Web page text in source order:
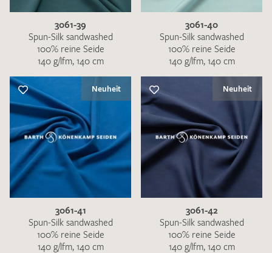
3061-39
Spun-Silk sandwashed
100% reine Seide
140 g/lfm, 140 cm
3061-40
Spun-Silk sandwashed
100% reine Seide
140 g/lfm, 140 cm
Neuheit
3061-41
Spun-Silk sandwashed
100% reine Seide
140 g/lfm, 140 cm
Neuheit
3061-42
Spun-Silk sandwashed
100% reine Seide
140 g/lfm, 140 cm